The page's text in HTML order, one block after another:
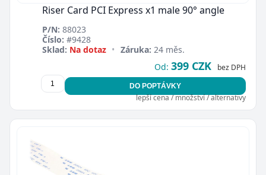
Riser Card PCI Express x1 male 90° angle
P/N: 88023
Číslo: #9428
Sklad: Na dotaz • Záruka: 24 měs.
Od: 399 CZK bez DPH
DO POPTÁVKY
lepší cena / množství / alternativy